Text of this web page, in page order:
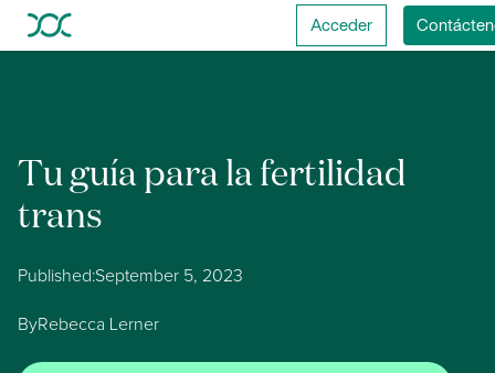
Acceder
Tu guía para la fertilidad
trans
Published:September 5, 2023
ByRebecca Lerner